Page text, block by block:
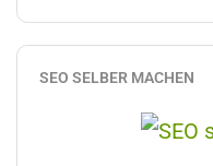
SEO SELBER MACHEN